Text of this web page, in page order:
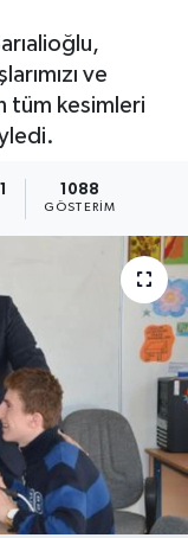
ve
tüm kesimleri
1088
GÖSTERIM